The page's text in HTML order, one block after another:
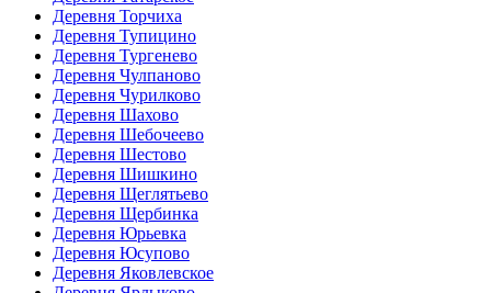
Деревня Торчиха
Деревня Тупицино
Деревня Тургенево
Деревня Чулпаново
Деревня Чурилково
Деревня Шахово
Деревня Шебочеево
Деревня Шестово
Деревня Шишкино
Деревня Щеглятьево
Деревня Щербинка
Деревня Юрьевка
Деревня Юсупово
Деревня Яковлевское